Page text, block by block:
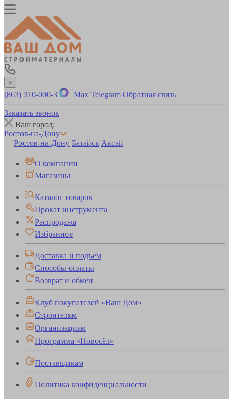
×
(863) 310-000-3 Max Telegram Обратная связь
Заказать звонок
Ваш город:
Ростов-на-Дону
Ростов-на-Дону Батайск Аксай
О компании
Магазины
Каталог товаров
Прокат инструмента
Распродажа
Избранное
Доставка и подъем
Способы оплаты
Возврат и обмен
Клуб покупателей «Ваш Дом»
Строителям
Организациям
Программа «Новосёл»
Поставщикам
Политика конфиденциальности